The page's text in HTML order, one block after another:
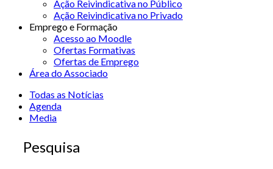
Ação Reivindicativa no Público
Ação Reivindicativa no Privado
Emprego e Formação
Acesso ao Moodle
Ofertas Formativas
Ofertas de Emprego
Área do Associado
Todas as Notícias
Agenda
Media
Pesquisa